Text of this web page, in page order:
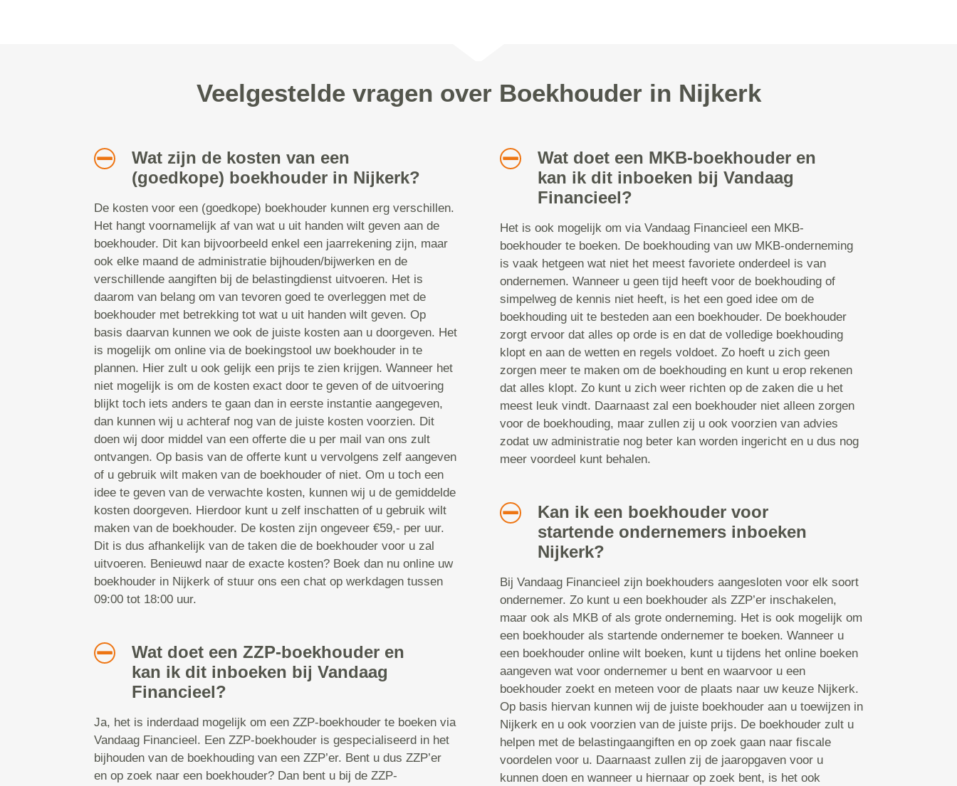
Veelgestelde vragen over Boekhouder in Nijkerk
Wat zijn de kosten van een
(goedkope) boekhouder in Nijkerk?
De kosten voor een (goedkope) boekhouder kunnen erg verschillen.
Het hangt voornamelijk af van wat u uit handen wilt geven aan de
boekhouder. Dit kan bijvoorbeeld enkel een jaarrekening zijn, maar
ook elke maand de administratie bijhouden/bijwerken en de
verschillende aangiften bij de belastingdienst uitvoeren. Het is
daarom van belang om van tevoren goed te overleggen met de
boekhouder met betrekking tot wat u uit handen wilt geven. Op
basis daarvan kunnen we ook de juiste kosten aan u doorgeven. Het
is mogelijk om online via de boekingstool uw boekhouder in te
plannen. Hier zult u ook gelijk een prijs te zien krijgen. Wanneer het
niet mogelijk is om de kosten exact door te geven of de uitvoering
blijkt toch iets anders te gaan dan in eerste instantie aangegeven,
dan kunnen wij u achteraf nog van de juiste kosten voorzien. Dit
doen wij door middel van een offerte die u per mail van ons zult
ontvangen. Op basis van de offerte kunt u vervolgens zelf aangeven
of u gebruik wilt maken van de boekhouder of niet. Om u toch een
idee te geven van de verwachte kosten, kunnen wij u de gemiddelde
kosten doorgeven. Hierdoor kunt u zelf inschatten of u gebruik wilt
maken van de boekhouder. De kosten zijn ongeveer €59,- per uur.
Dit is dus afhankelijk van de taken die de boekhouder voor u zal
uitvoeren. Benieuwd naar de exacte kosten? Boek dan nu online uw
boekhouder in Nijkerk of stuur ons een chat op werkdagen tussen
09:00 tot 18:00 uur.
Wat doet een ZZP-boekhouder en
kan ik dit inboeken bij Vandaag
Financieel?
Ja, het is inderdaad mogelijk om een ZZP-boekhouder te boeken via
Vandaag Financieel. Een ZZP-boekhouder is gespecialiseerd in het
bijhouden van de boekhouding van een ZZP’er. Bent u dus ZZP’er
en op zoek naar een boekhouder? Dan bent u bij de ZZP-
Wat doet een MKB-boekhouder en
kan ik dit inboeken bij Vandaag
Financieel?
Het is ook mogelijk om via Vandaag Financieel een MKB-
boekhouder te boeken. De boekhouding van uw MKB-onderneming
is vaak hetgeen wat niet het meest favoriete onderdeel is van
ondernemen. Wanneer u geen tijd heeft voor de boekhouding of
simpelweg de kennis niet heeft, is het een goed idee om de
boekhouding uit te besteden aan een boekhouder. De boekhouder
zorgt ervoor dat alles op orde is en dat de volledige boekhouding
klopt en aan de wetten en regels voldoet. Zo hoeft u zich geen
zorgen meer te maken om de boekhouding en kunt u erop rekenen
dat alles klopt. Zo kunt u zich weer richten op de zaken die u het
meest leuk vindt. Daarnaast zal een boekhouder niet alleen zorgen
voor de boekhouding, maar zullen zij u ook voorzien van advies
zodat uw administratie nog beter kan worden ingericht en u dus nog
meer voordeel kunt behalen.
Kan ik een boekhouder voor
startende ondernemers inboeken
Nijkerk?
Bij Vandaag Financieel zijn boekhouders aangesloten voor elk soort
ondernemer. Zo kunt u een boekhouder als ZZP’er inschakelen,
maar ook als MKB of als grote onderneming. Het is ook mogelijk om
een boekhouder als startende ondernemer te boeken. Wanneer u
een boekhouder online wilt boeken, kunt u tijdens het online boeken
aangeven wat voor ondernemer u bent en waarvoor u een
boekhouder zoekt en meteen voor de plaats naar uw keuze Nijkerk.
Op basis hiervan kunnen wij de juiste boekhouder aan u toewijzen in
Nijkerk en u ook voorzien van de juiste prijs. De boekhouder zult u
helpen met de belastingaangiften en op zoek gaan naar fiscale
voordelen voor u. Daarnaast zullen zij de jaaropgaven voor u
kunnen doen en wanneer u hiernaar op zoek bent, is het ook